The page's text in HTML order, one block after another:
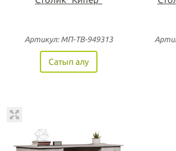
Артикул: МП-ТВ-949313
Сатып алу